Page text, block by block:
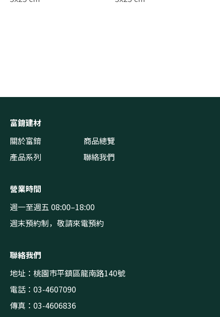
富錥建材
關於富錥
商品總覽
產品系列
聯絡我們
營業時間
週一至週五 08:00–18:00
週末預約制，敬請來電預約
聯絡我們
地址：桃園市平鎮區龍南路140號
電話：03-4607090
傳真：03-4606836